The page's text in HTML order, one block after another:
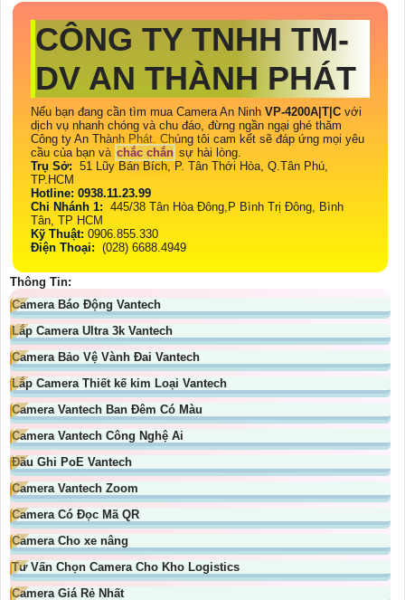
CÔNG TY TNHH TM-
DV AN THÀNH PHÁT
Nếu bạn đang cần tìm mua Camera An Ninh VP-4200A|T|C với
dịch vụ nhanh chóng và chu đáo, đừng ngần ngại ghé thăm
Công ty An Thành Phát. Chúng tôi cam kết sẽ đáp ứng mọi yêu
cầu của bạn và chắc chắn sự hài lòng.
Trụ Sở: 51 Lũy Bán Bích, P. Tân Thới Hòa, Q.Tân Phú,
TP.HCM
Hotline: 0938.11.23.99
Chi Nhánh 1: 445/38 Tân Hòa Đông,P Bình Trị Đông, Bình
Tân, TP HCM
Kỹ Thuật: 0906.855.330
Điện Thoại: (028) 6688.4949
Thông Tin:
Camera Báo Động Vantech
Lắp Camera Ultra 3k Vantech
Camera Bảo Vệ Vành Đai Vantech
Lắp Camera Thiết kế kim Loại Vantech
Camera Vantech Ban Đêm Có Màu
Camera Vantech Công Nghệ Ai
Đầu Ghi PoE Vantech
Camera Vantech Zoom
Camera Có Đọc Mã QR
Camera Cho xe nâng
Tư Vấn Chọn Camera Cho Kho Logistics
Camera Giá Rẻ Nhất